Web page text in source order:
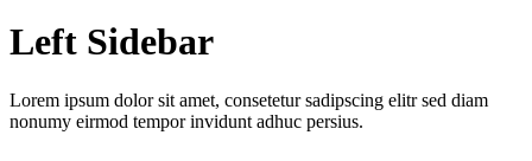
Left Sidebar
Lorem ipsum dolor sit amet, consetetur sadipscing elitr sed diam
nonumy eirmod tempor invidunt adhuc persius.